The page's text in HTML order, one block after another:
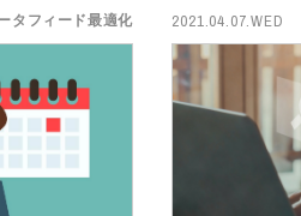
タフィード最適化 2021.04.07.WED